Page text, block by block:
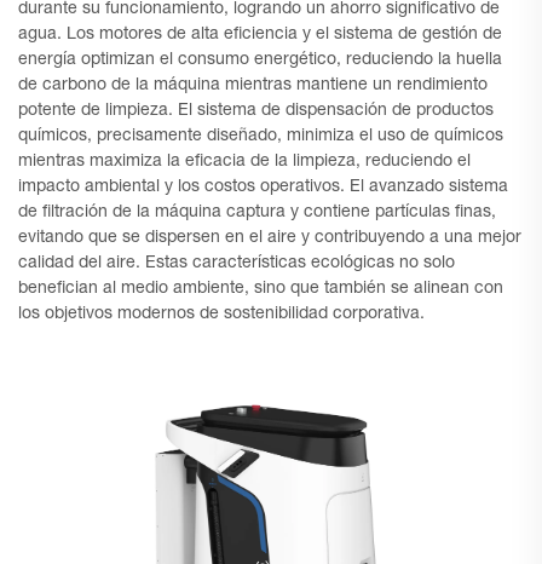
durante su funcionamiento, logrando un ahorro significativo de
agua. Los motores de alta eficiencia y el sistema de gestión de
energía optimizan el consumo energético, reduciendo la huella
de carbono de la máquina mientras mantiene un rendimiento
potente de limpieza. El sistema de dispensación de productos
químicos, precisamente diseñado, minimiza el uso de químicos
mientras maximiza la eficacia de la limpieza, reduciendo el
impacto ambiental y los costos operativos. El avanzado sistema
de filtración de la máquina captura y contiene partículas finas,
evitando que se dispersen en el aire y contribuyendo a una mejor
calidad del aire. Estas características ecológicas no solo
benefician al medio ambiente, sino que también se alinean con
los objetivos modernos de sostenibilidad corporativa.